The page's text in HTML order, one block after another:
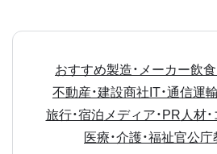
おすすめ製造・メーカー飲食
不動産・建設商社IT・通信運
旅行・宿泊 メディア・PR人材
医療・介護・福祉官公庁